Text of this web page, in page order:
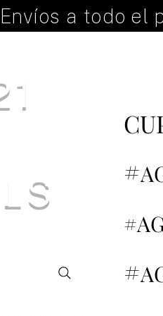
a todo el
#
#